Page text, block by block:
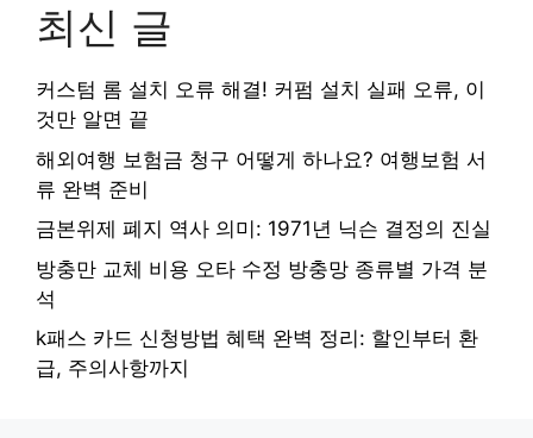
최신 글
커스텀 롬 설치 오류 해결! 커펌 설치 실패 오류, 이
것만 알면 끝
해외여행 보험금 청구 어떻게 하나요? 여행보험 서
류 완벽 준비
금본위제 폐지 역사 의미: 1971년 닉슨 결정의 진실
방충만 교체 비용 오타 수정 방충망 종류별 가격 분
석
k패스 카드 신청방법 혜택 완벽 정리: 할인부터 환
급, 주의사항까지